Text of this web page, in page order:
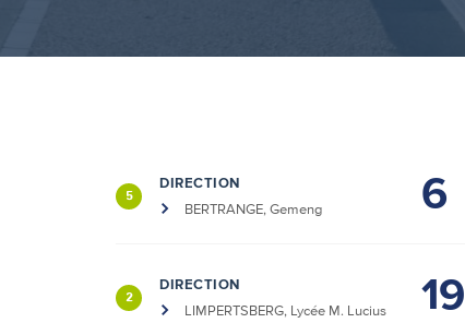
5
DIRECTION
BERTRANGE, Gemeng
6
2
DIRECTION
LIMPERTSBERG, Lycée M. Lucius
19